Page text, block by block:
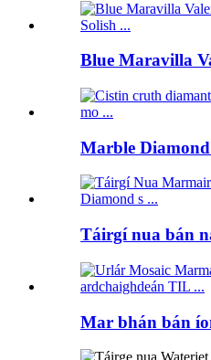
Blue Maravilla
Marble
Táirgí nua bán
Mar bhán bán